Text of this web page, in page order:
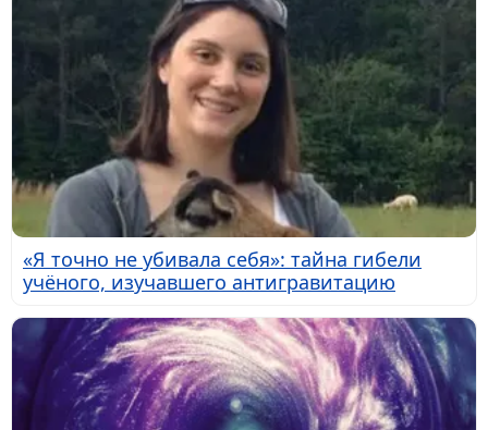
«Я точно не убивала себя»: тайна гибели
учёного, изучавшего антигравитацию